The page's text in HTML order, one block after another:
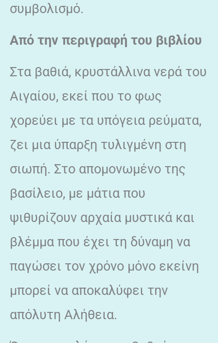
συμβολισμό.
Από την περιγραφή του βιβλίου
Στα βαθιά, κρυστάλλινα νερά του
Αιγαίου, εκεί που το φως
χορεύει με τα υπόγεια ρεύματα,
ζει μια ύπαρξη τυλιγμένη στη
σιωπή. Στο απομονωμένο της
βασίλειο, με μάτια που
ψιθυρίζουν αρχαία μυστικά και
βλέμμα που έχει τη δύναμη να
παγώσει τον χρόνο μόνο εκείνη
μπορεί να αποκαλύφει την
απόλυτη Αλήθεια.